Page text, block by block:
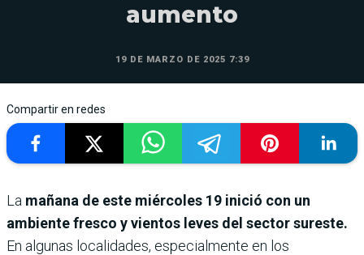
aumento
19 DE MARZO DE 2025 7:39
Compartir en redes
La mañana de este miércoles 19 inició con un
ambiente fresco y vientos leves del sector sureste.
En algunas localidades, especialmente en los